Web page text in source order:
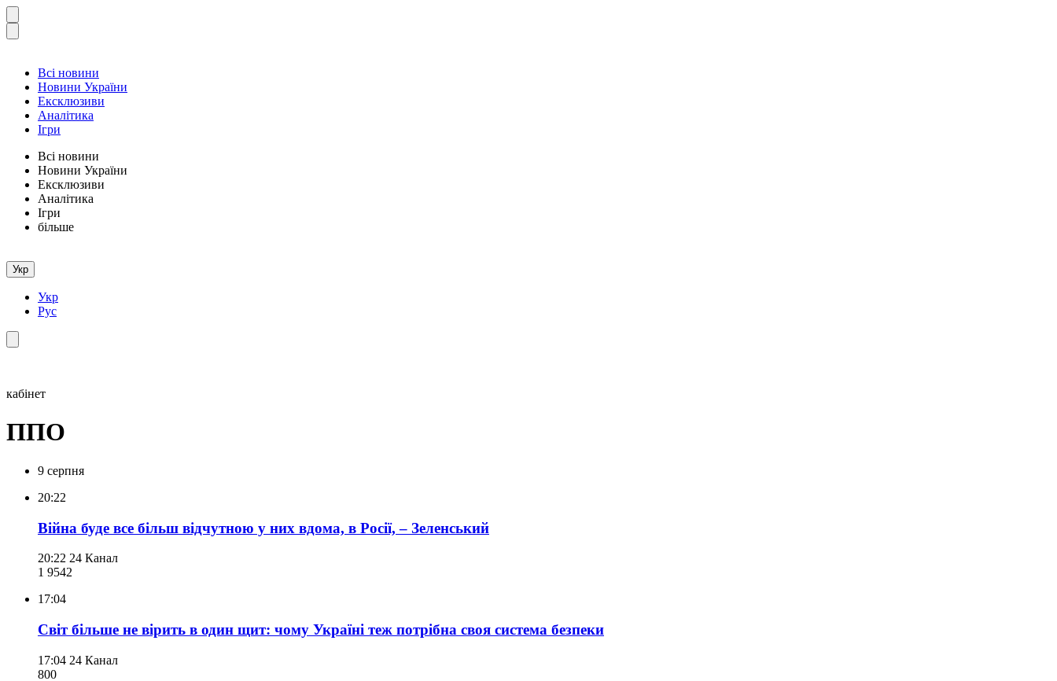
Всі новини
Новини України
Ексклюзиви
Аналітика
Ігри
Всі новини
Новини України
Ексклюзиви
Аналітика
Ігри
більше
Укр
Укр
Рус
кабінет
ППО
9 серпня
20:22
Війна буде все більш відчутною у них вдома, в Росії, – Зеленський
20:22 24 Канал
1 9542
17:04
Світ більше не вірить в один щит: чому Україні теж потрібна своя система безпеки
17:04 24 Канал
800